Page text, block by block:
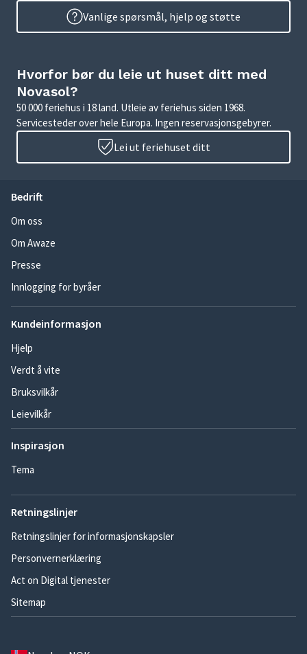
Vanlige spørsmål, hjelp og støtte
Hvorfor bør du leie ut huset ditt med
Novasol?
50 000 feriehus i 18 land. Utleie av feriehus siden 1968.
Servicesteder over hele Europa. Ingen reservasjonsgebyrer.
Lei ut feriehuset ditt
Bedrift
Om oss
Om Awaze
Presse
Innlogging for byråer
Kundeinformasjon
Hjelp
Verdt å vite
Bruksvilkår
Leievilkår
Inspirasjon
Tema
Retningslinjer
Retningslinjer for informasjonskapsler
Personvernerklæring
Act on Digital tjenester
Sitemap